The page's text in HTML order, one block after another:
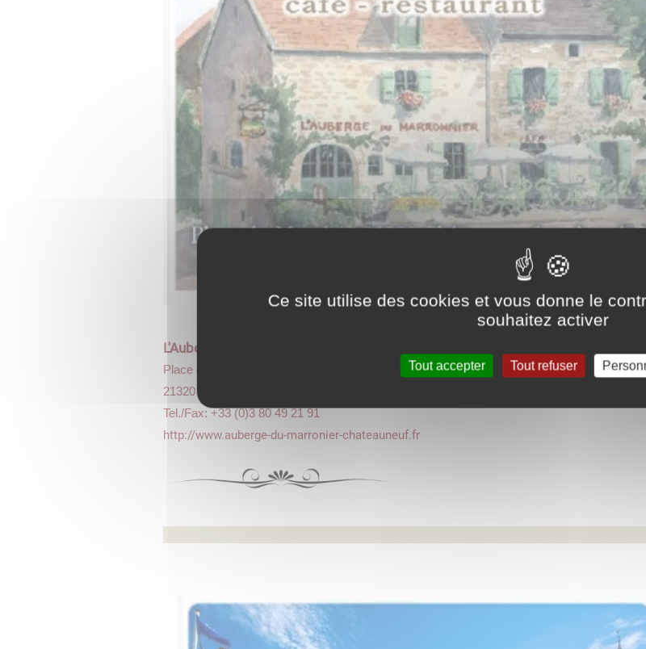
L'Auberge du Marronnier
Place du Marché
21320 Châteauneuf
Tel./Fax: +33 (0)3 80 49 21 91
http://www.auberge-du-marronier-chateauneuf.fr
Ce site utilise des cookies et vous donne le
souhaitez activer
Tout accepter Tout refuser